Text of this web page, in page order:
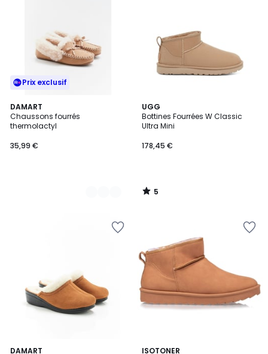
Prix exclusif
DAMART
Chaussons fourrés
thermolactyl
35,99 €
2
Couleurs
UGG
Bottines Fourrées W Classic
Ultra Mini
178,45 €
5
/
5
5
/
DAMART
5
ISOTONER
3
2